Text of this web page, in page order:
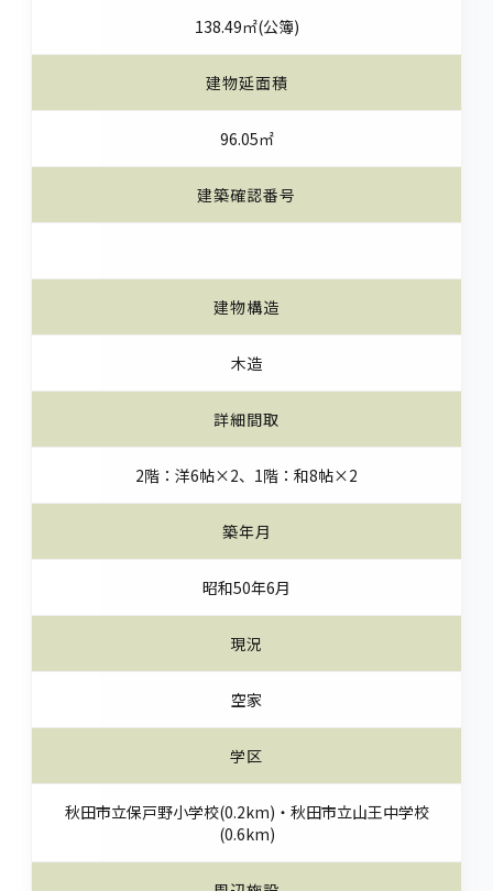
138.49㎡(公簿)
建物延面積
96.05㎡
建築確認番号
建物構造
木造
詳細間取
2階：洋6帖×2、1階：和8帖×2
築年月
昭和50年6月
現況
空家
学区
秋田市立保戸野小学校(0.2km)・秋田市立山王中学校
(0.6km)